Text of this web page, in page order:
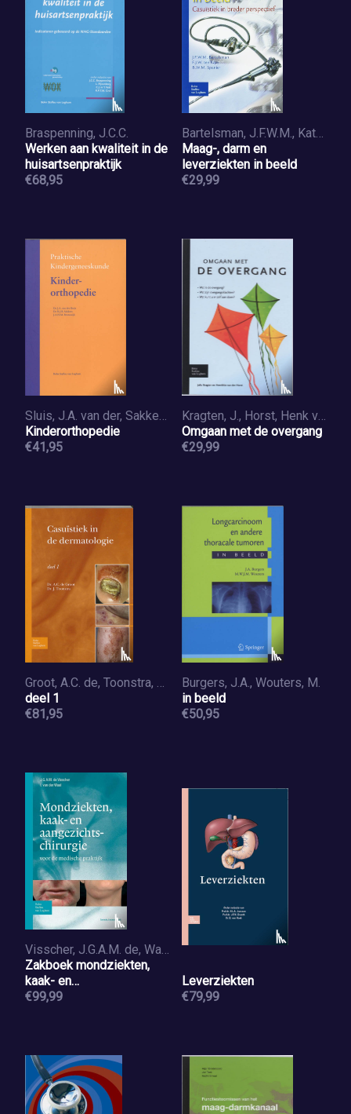
Braspenning, J.C.C.
Werken aan kwaliteit in de
huisartsenpraktijk
€68,95
Bartelsman, J.F.W.M., Kate, J. ten, Spanier, B.W.M.
Maag-, darm en
leverziekten in beeld
€29,99
Sluis, J.A. van der, Sakkers, R.J.B., Bronswijk, J.A.H.M.
Kinderorthopedie
€41,95
Kragten, J., Horst, Henk van der
Omgaan met de overgang
€29,99
Groot, A.C. de, Toonstra, Johan
deel 1
€81,95
Burgers, J.A., Wouters, M.
in beeld
€50,95
Visscher, J.G.A.M. de, Waal, I. van de
Zakboek mondziekten,
kaak- en
aangezichtchirurgie
€99,99
Leverziekten
€79,99